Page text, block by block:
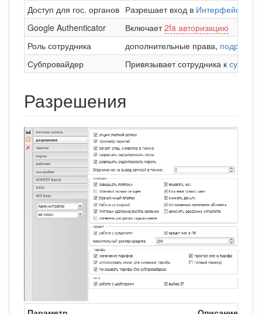
Доступ для гос. органов Разрешает вход в Интерфейс
Google Authenticator
Включает2fa авторизацию
Роль сотрудника
дополнительные права,
Субпровайдер
Привязывает сотрудника к
Разрешения